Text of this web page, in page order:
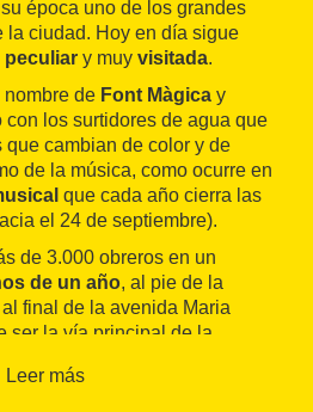
época uno de los grandes
la ciudad. Hoy en día sigue
peculiar y muy visitada.
de Font Màgica y
los surtidores de agua que
que cambian de color y de
de la música, como ocurre en
que cada año cierra las
el 24 de septiembre).
de 3.000 obreros en un
de un año, al pie de la
al final de la avenida Maria
ser la vía principal de la
lugares de la avenida.
Leer más